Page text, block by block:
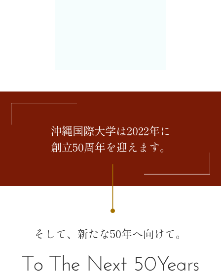
沖縄国際大学は2022年に
創立50周年を迎えます。
そして、新たな50年へ向けて。